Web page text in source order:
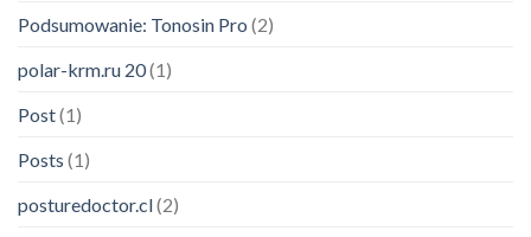
Podsumowanie: Tonosin Pro (2)
polar-krm.ru 20(1)
Post(1)
Posts (1)
posturedoctor.cl(2)